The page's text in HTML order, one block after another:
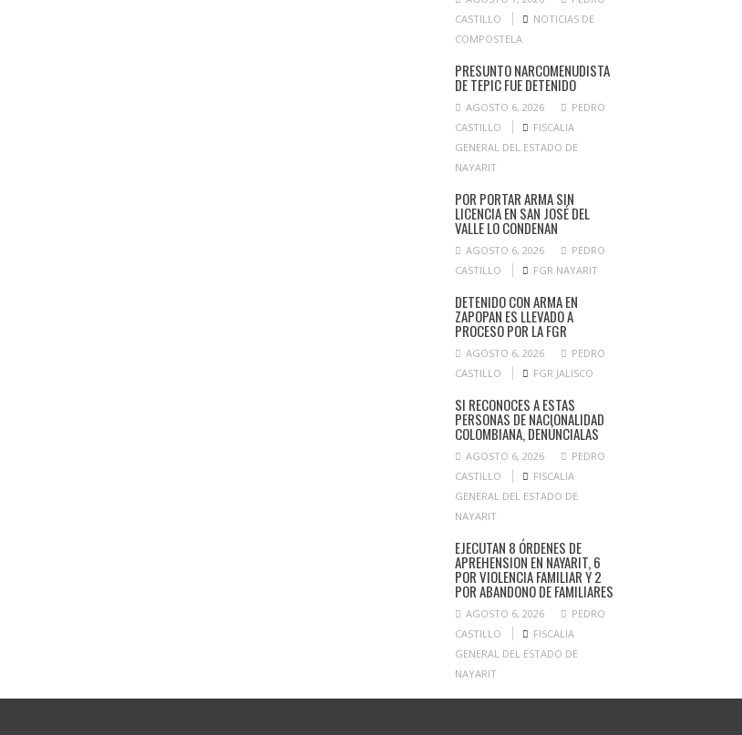
CASTILLO
NOTICIAS DE
COMPOSTELA
PRESUNTO NARCOMENUDISTA
DE TEPIC FUE DETENIDO
AGOSTO 6, 2026
PEDRO
CASTILLO
FISCALIA
GENERAL DEL ESTADO DE
NAYARIT
POR PORTAR ARMA SIN
LICENCIA EN SAN JOSÉ DEL
VALLE LO CONDENAN
AGOSTO 6, 2026
PEDRO
CASTILLO
FGR NAYARIT
DETENIDO CON ARMA EN
ZAPOPAN ES LLEVADO A
PROCESO POR LA FGR
AGOSTO 6, 2026
PEDRO
CASTILLO
FGR JALISCO
SI RECONOCES A ESTAS
PERSONAS DE NACIONALIDAD
COLOMBIANA, DENÚNCIALAS
AGOSTO 6, 2026
PEDRO
CASTILLO
FISCALIA
GENERAL DEL ESTADO DE
NAYARIT
EJECUTAN 8 ÓRDENES DE
APREHENSION EN NAYARIT, 6
POR VIOLENCIA FAMILIAR Y 2
POR ABANDONO DE FAMILIARES
AGOSTO 6, 2026
PEDRO
CASTILLO
FISCALIA
GENERAL DEL ESTADO DE
NAYARIT